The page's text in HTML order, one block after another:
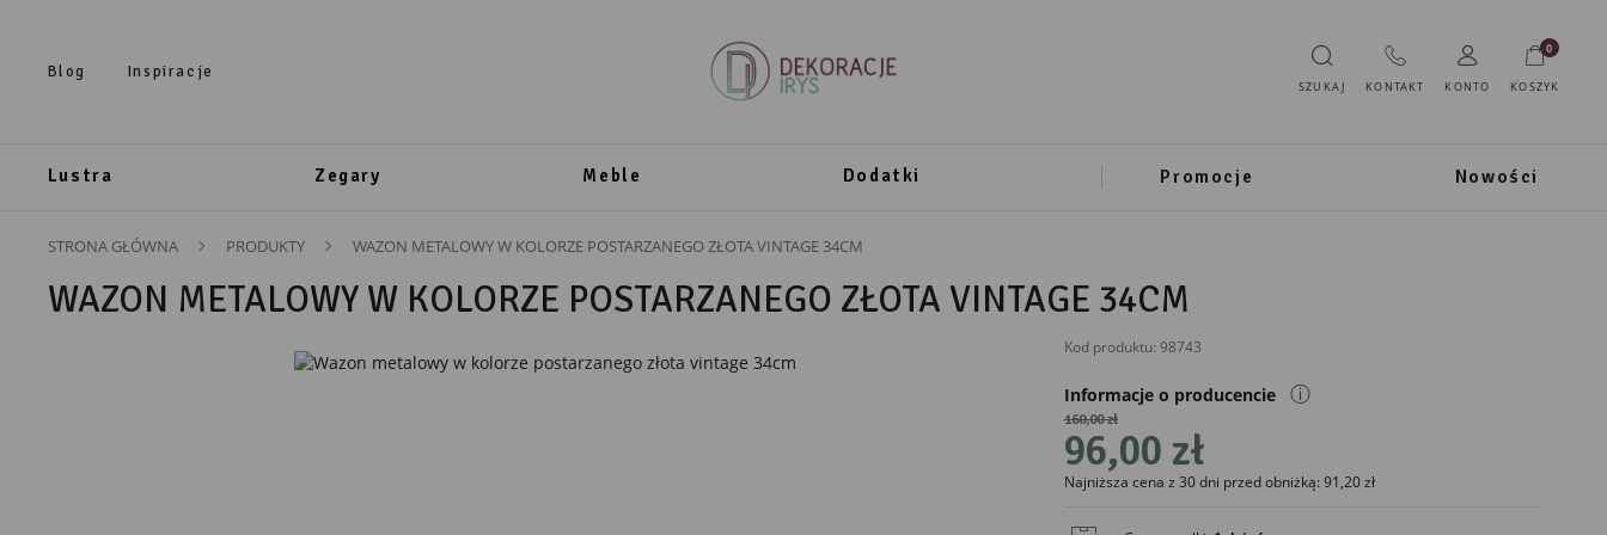
Blog Inspiracje
SZUKAJ KONTAKT KONTO KOSZYK
0
Lustra Zegary Meble Dodatki Promocje Nowości
STRONA GŁÓWNA PRODUKTY WAZON METALOWY W KOLORZE POSTARZANEGO ZŁOTA VINTAGE 34CM
WAZON METALOWY W KOLORZE POSTARZANEGO ZŁOTA VINTAGE 34CM
Kod produktu: 98743
Informacje o producencie
IMPORTER
Mikołajczyk
ⓘ
160,00 zł
96,00 zł
Najniższa cena z 30 dni przed obniżką: 91,20 zł